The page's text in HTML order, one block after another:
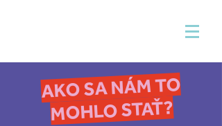
AKO SA NÁM TO
MOHLO STAŤ?